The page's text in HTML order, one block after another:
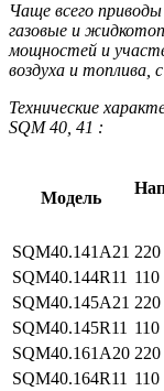
Чаще всего
газовые и
мощностей и
воздуха и топлива,
Технические
SQM 40, 41 :
Модель
SQM40.141A21 220
SQM40.144R11 110
SQM40.145A21 220
SQM40.145R11 110
SQM40.161A20 220
SQM40.164R11 110